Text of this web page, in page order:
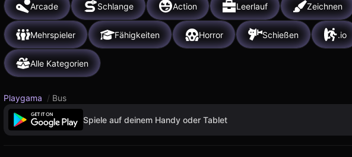
Arcade Schlange Action Leerlauf Zeichnen
Mehrspieler Fähigkeiten Horror Schießen .io
Alle Kategorien
Playgama / Bus
Spiele auf deinem Handy oder Tablet